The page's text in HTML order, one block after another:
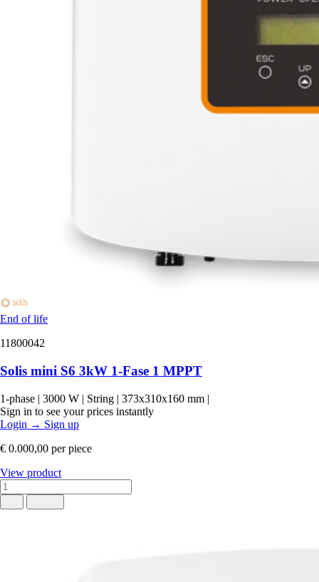
End of life
11800042
Solis mini S6 3kW 1-Fase 1 MPPT
1-phase | 3000 W | String | 373x310x160 mm |
Sign in to see your prices instantly
Login → Sign up
€ 0.000,00 per piece
View product